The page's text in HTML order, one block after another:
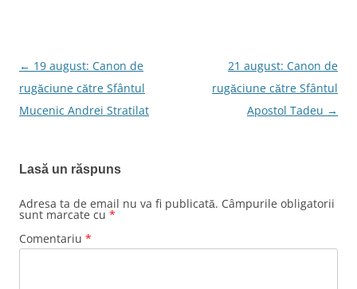
Navigare
în
articole
← 19 august: Canon de
rugăciune către Sfântul
Mucenic Andrei Stratilat
21 august: Canon de
rugăciune către Sfântul
Apostol Tadeu →
Lasă un răspuns
Adresa ta de email nu va fi publicată. Câmpurile obligatorii
sunt marcate cu *
Comentariu *